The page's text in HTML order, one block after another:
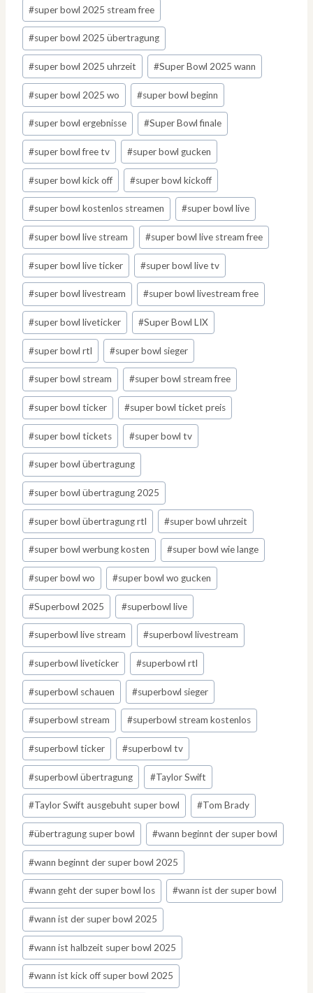
#super bowl 2025 stream free
#super bowl 2025 übertragung
#super bowl 2025 uhrzeit #Super Bowl 2025 wann
#super bowl 2025 wo #super bowl beginn
#super bowl ergebnisse #Super Bowl finale
#super bowl free tv #super bowl gucken
#super bowl kick off #super bowl kickoff
#super bowl kostenlos streamen #super bowl live
#super bowl live stream #super bowl live stream free
#super bowl live ticker #super bowl live tv
#super bowl livestream #super bowl livestream free
#super bowl liveticker #Super Bowl LIX
#super bowl rtl #super bowl sieger
#super bowl stream #super bowl stream free
#super bowl ticker #super bowl ticket preis
#super bowl tickets #super bowl tv
#super bowl übertragung
#super bowl übertragung 2025
#super bowl übertragung rtl #super bowl uhrzeit
#super bowl werbung kosten #super bowl wie lange
#super bowl wo #super bowl wo gucken
#Superbowl 2025 #superbowl live
#superbowl live stream #superbowl livestream
#superbowl liveticker #superbowl rtl
#superbowl schauen #superbowl sieger
#superbowl stream #superbowl stream kostenlos
#superbowl ticker #superbowl tv
#superbowl übertragung #Taylor Swift
#Taylor Swift ausgebuht super bowl #Tom Brady
#übertragung super bowl #wann beginnt der super bowl
#wann beginnt der super bowl 2025
#wann geht der super bowl los #wann ist der super bowl
#wann ist der super bowl 2025
#wann ist halbzeit super bowl 2025
#wann ist kick off super bowl 2025